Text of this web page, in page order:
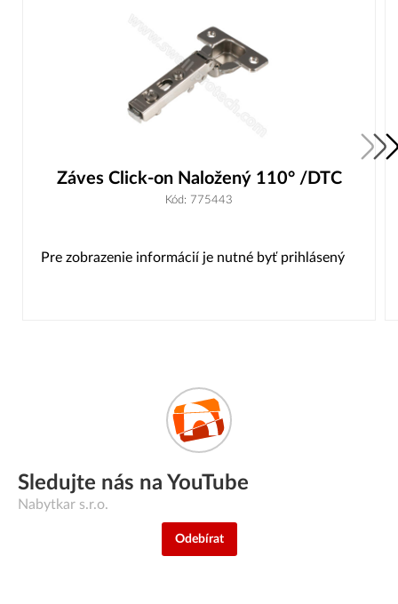
Záves Click-on Naložený 110° /DTC
Kód: 775443
Pre zobrazenie informácií je nutné byť prihlásený
Sledujte nás na YouTube
Nabytkar s.r.o.
Odebírat